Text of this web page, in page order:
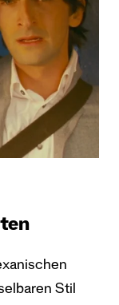
Stil